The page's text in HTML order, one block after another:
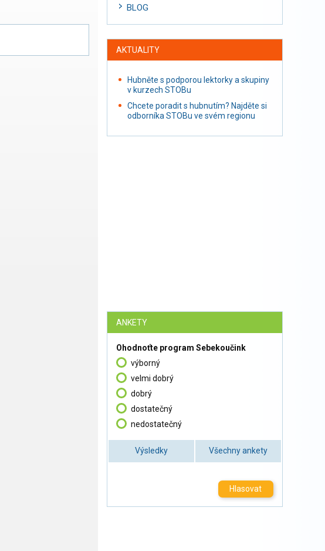
BLOG
AKTUALITY
Hubněte s podporou lektorky a skupiny
v kurzech STOBu
Chcete poradit s hubnutím? Najděte si
odborníka STOBu ve svém regionu
ANKETY
Ohodnoťte program Sebekoučink
výborný
velmi dobrý
dobrý
dostatečný
nedostatečný
Výsledky Všechny ankety
Hlasovat